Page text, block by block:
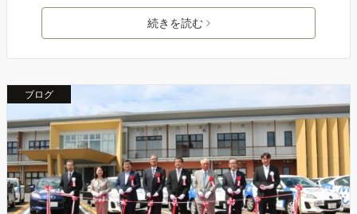
続きを読む
ブログ